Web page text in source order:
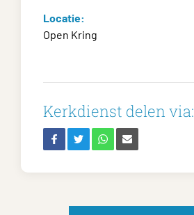
Locatie:
Open Kring
Kerkdienst delen via: